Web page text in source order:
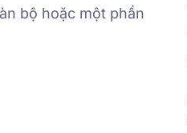
bộ hoặc một phần